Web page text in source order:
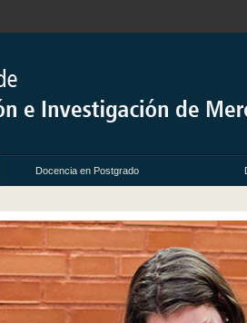
Docencia en Postgrado